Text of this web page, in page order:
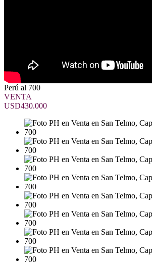
Perú al 700
VENTA
USD430.000